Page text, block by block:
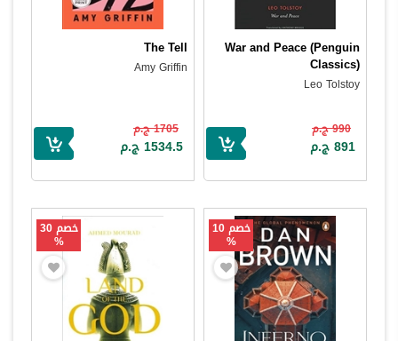
War and Peace (Penguin
Classics)
Leo Tolstoy
990 ج.م
891 ج.م
The Tell
Amy Griffin
1705 ج.م
1534.5 ج.م
خصم 10
%
خصم 30
%